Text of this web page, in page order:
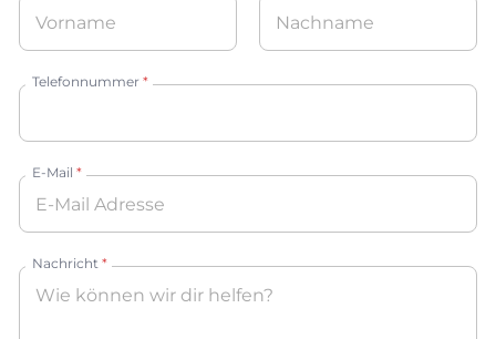
Vorname
Nachname
Telefonnummer *
E-Mail *
Nachricht *